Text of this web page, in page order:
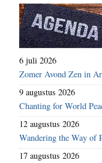
6 juli 2026
Zomer Avond Zen in
9 augustus 2026
Chanting for World
12 augustus 2026
Wandering the Way of
17 augustus 2026